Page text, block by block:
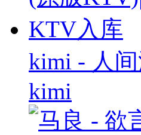
kimi - 人
kimi